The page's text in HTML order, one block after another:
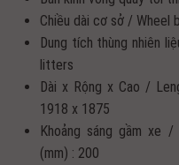
Chiều dài cơ sở / Wheel
Dung tích thùng nhiên
litters
Dài x Rộng x Cao /
1918 x 1875
Khoảng sáng gầm xe /
(mm) : 200